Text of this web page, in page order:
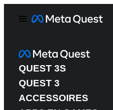
QUEST 3S
QUEST 3
ACCESSOIRES